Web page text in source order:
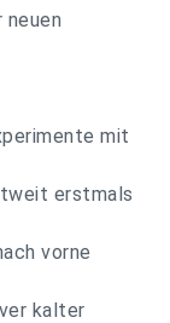
neuen
mit
erstmals
vorne
kalter